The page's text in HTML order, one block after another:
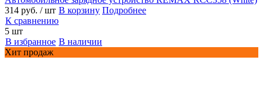
314 руб. / шт В корзину Подробнее
К сравнению
5 шт
В избранное В наличии
Хит продаж